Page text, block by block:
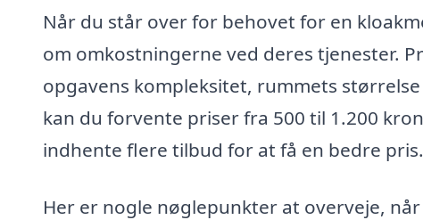
Når du står over for behovet for en
om omkostningerne ved deres tjenester.
opgavens kompleksitet, rummets
kan du forvente priser fra 500 til 1.200
indhente flere tilbud for at få en bedre pris.
Her er nogle nøglepunkter at overveje,